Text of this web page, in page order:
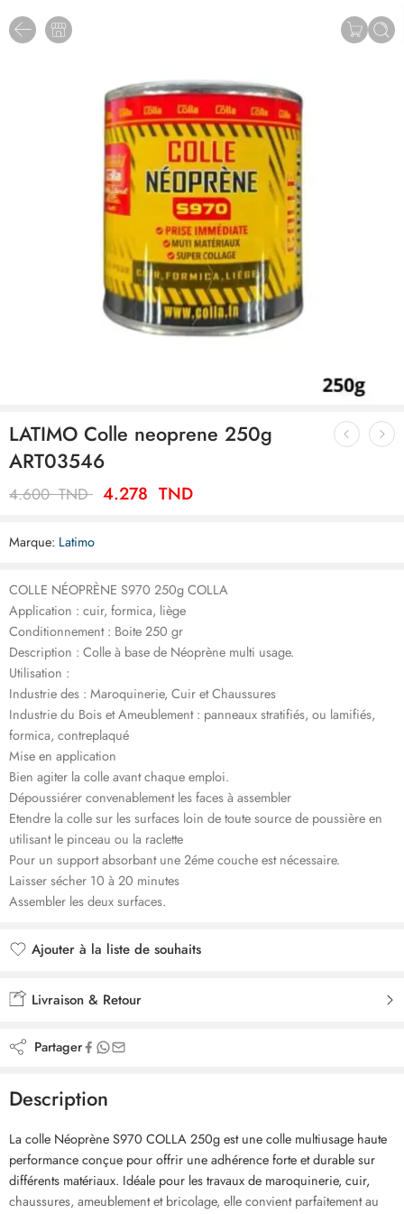
LATIMO Colle neoprene 250g
ART03546
4.600TND 4.278 TND
Marque: Latimo
COLLE NÉOPRÈNE S970 250g COLLA
Application : cuir, formica, liège
Conditionnement : Boite 250 gr
Description : Colle à base de Néoprène multi usage.
Utilisation :
Industrie des : Maroquinerie, Cuir et Chaussures
Industrie du Bois et Ameublement : panneaux stratifiés, ou lamifiés,
formica, contreplaqué
Mise en application
Bien agiter la colle avant chaque emploi.
Dépoussiérer convenablement les faces à assembler
Etendre la colle sur les surfaces loin de toute source de poussière en
utilisant le pinceau ou la raclette
Pour un support absorbant une 2éme couche est nécessaire.
Laisser sécher 10 à 20 minutes
Assembler les deux surfaces.
Ajouter à la liste de souhaits
Livraison & Retour
Partager
Description
La colle Néoprène S970 COLLA 250g est une colle multiusage haute
performance conçue pour offrir une adhérence forte et durable sur
différents matériaux. Idéale pour les travaux de maroquinerie, cuir,
chaussures, ameublement et bricolage, elle convient parfaitement au